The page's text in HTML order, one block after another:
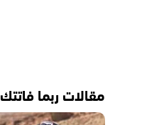
مقالات ربما فاتتك